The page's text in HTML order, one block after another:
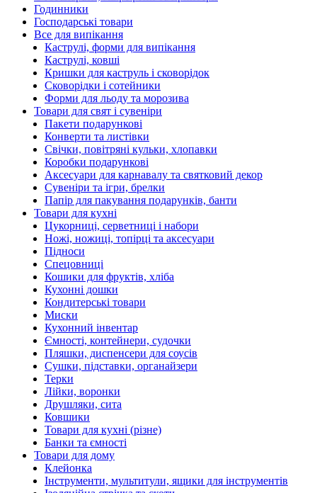
Годинники
Господарські товари
Все для випікання
Каструлі, форми для випікання
Каструлі, ковші
Кришки для каструль і сковорідок
Сковорідки і сотейники
Форми для льоду та морозива
Товари для свят і сувеніри
Пакети подарункові
Конверти та листівки
Свічки, повітряні кульки, хлопавки
Коробки подарункові
Аксесуари для карнавалу та святковий декор
Сувеніри та ігри, брелки
Папір для пакування подарунків, банти
Товари для кухні
Цукорниці, серветниці і набори
Ножі, ножиці, топірці та аксесуари
Підноси
Спецовниці
Кошики для фруктів, хліба
Кухонні дошки
Кондитерські товари
Миски
Кухонний інвентар
Ємності, контейнери, судочки
Пляшки, диспенсери для соусів
Сушки, підставки, органайзери
Терки
Лійки, воронки
Друшляки, сита
Ковшики
Товари для кухні (різне)
Банки та ємності
Товари для дому
Клейонка
Інструменти, мультитули, ящики для інструментів